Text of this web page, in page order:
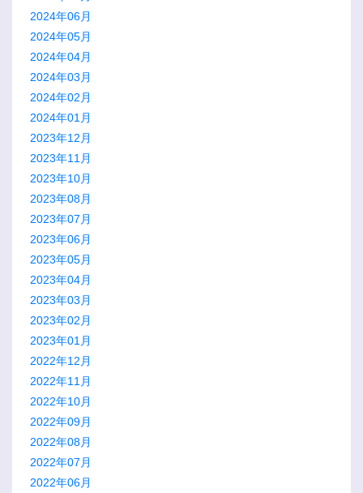
2024年06月
2024年05月
2024年04月
2024年03月
2024年02月
2024年01月
2023年12月
2023年11月
2023年10月
2023年08月
2023年07月
2023年06月
2023年05月
2023年04月
2023年03月
2023年02月
2023年01月
2022年12月
2022年11月
2022年10月
2022年09月
2022年08月
2022年07月
2022年06月